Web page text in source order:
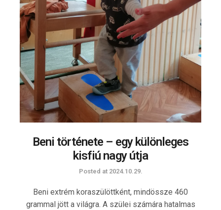
Beni története – egy különleges
kisfiú nagy útja
Posted at 2024.10.29.
Beni extrém koraszülöttként, mindössze 460
grammal jött a világra. A szülei számára hatalmas